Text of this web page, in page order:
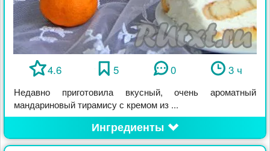
4.6 5 0 3 ч
Недавно приготовила вкусный, очень ароматный
мандариновый тирамису с кремом из ...
Ингредиенты